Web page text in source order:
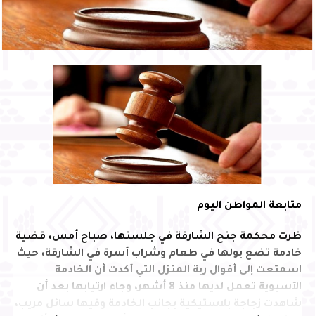
متابعة المواطن اليوم
ظرت محكمة جنح الشارقة في جلستها، صباح أمس، قضية
خادمة تضع بولها في طعام وشراب أسرة في الشارقة، حيث
اسمتعت إلى أقوال ربة المنزل التي أكدت أن الخادمة
الآسيوية تعمل لديها منذ 8 أشهر، وجاء ارتيابها بعد أن